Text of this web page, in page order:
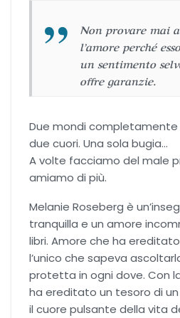
Narrativa
Narrativa
Romanzi di
Thriller
Non provare mai
l’amore perché
un sentimento
offre garanzie.
Due mondi completamente
due cuori. Una sola bugia…
A volte facciamo del male
amiamo di più.
Melanie Roseberg è
tranquilla e un amore
libri. Amore che ha
l’unico che sapeva
protetta in ogni dove. Con
ha ereditato un tesoro di
il cuore pulsante della vita